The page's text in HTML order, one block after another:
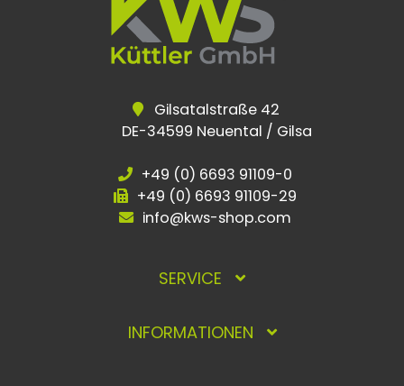
Gilsatalstraße 42
DE-34599 Neuental / Gilsa
+49 (0) 6693 91109-0
+49 (0) 6693 91109-29
info@kws-shop.com
SERVICE
INFORMATIONEN